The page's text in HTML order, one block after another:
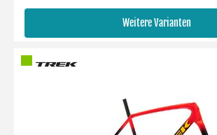
Weitere Varianten